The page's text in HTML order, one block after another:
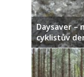
Daysaver –
cyklistův